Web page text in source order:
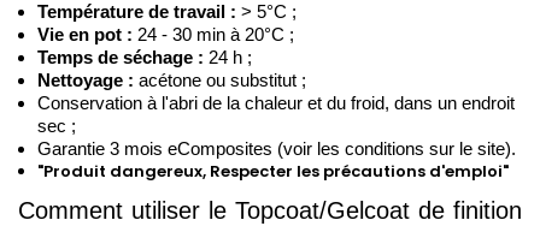
Température de travail : > 5°C ;
Vie en pot : 24 - 30 min à 20°C ;
Temps de séchage : 24 h ;
Nettoyage : acétone ou substitut ;
Conservation à l'abri de la chaleur et du froid, dans un endroit
sec ;
Garantie 3 mois eComposites (voir les conditions sur le site).
"Produit dangereux, Respecter les précautions d'emploi"
Comment utiliser le Topcoat/Gelcoat de finition